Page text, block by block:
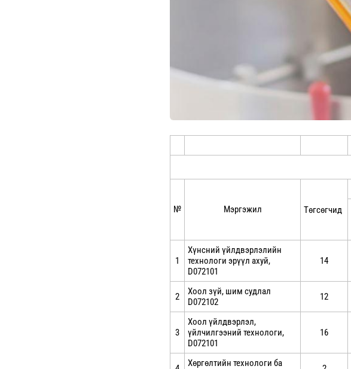
№ Мэргэжил Төгсөгчид
1
Хүнсний үйлдвэрлэлийн
технологи эрүүл ахуй,
D072101
14
2
Хоол зүй, шим судлал
D072102
12
3
Хоол үйлдвэрлэл,
үйлчилгээний технологи,
D072101
16
Хөргөлтийн технологи ба